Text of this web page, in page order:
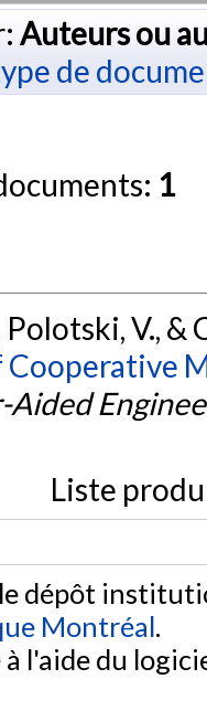
Auteurs ou
de
1
Polotski, V., &
Liste
dépôt
Montréal.
l'aide du